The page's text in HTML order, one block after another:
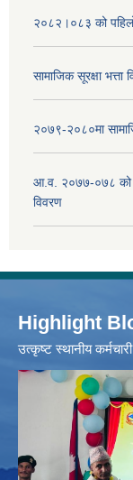
२०८२।०८३ को पहिलो
सामाजिक सूरक्षा
२०७९-२०८०मा
आ.व. २०७७-०७८ को
विवरण
Highlight
उत्‍कृष्ट स्थानीय